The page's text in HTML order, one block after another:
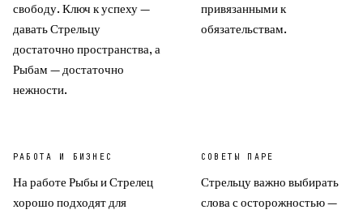
свободу. Ключ к успеху —
давать Стрельцу
достаточно пространства, а
Рыбам — достаточно
нежности.
привязанными к
обязательствам.
РАБОТА И БИЗНЕС
На работе Рыбы и Стрелец
хорошо подходят для
СОВЕТЫ ПАРЕ
Стрельцу важно выбирать
слова с осторожностью —